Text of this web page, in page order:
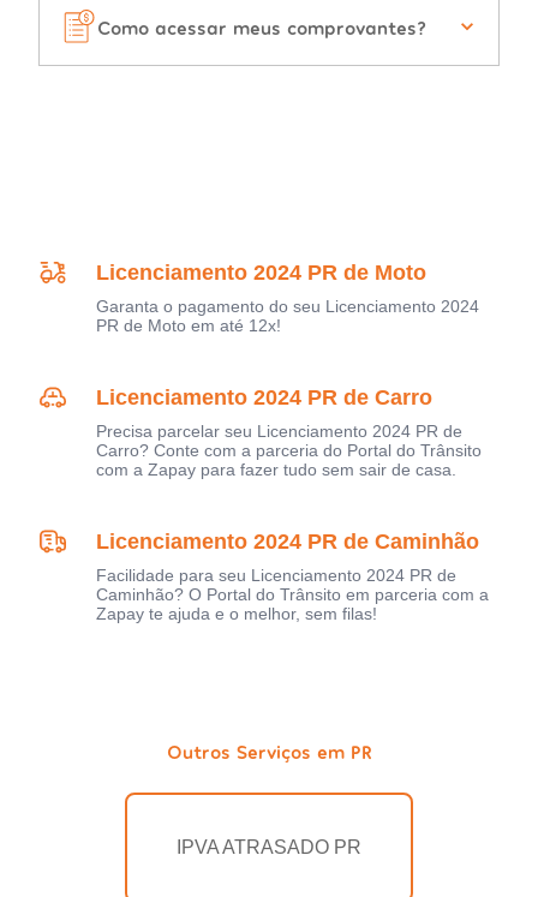
Como acessar meus comprovantes?
Licenciamento 2024 PR de Moto
Garanta o pagamento do seu Licenciamento 2024
PR de Moto em até 12x!
Licenciamento 2024 PR de Carro
Precisa parcelar seu Licenciamento 2024 PR de
Carro? Conte com a parceria do Portal do Trânsito
com a Zapay para fazer tudo sem sair de casa.
Licenciamento 2024 PR de Caminhão
Facilidade para seu Licenciamento 2024 PR de
Caminhão? O Portal do Trânsito em parceria com a
Zapay te ajuda e o melhor, sem filas!
Outros Serviços em PR
IPVA ATRASADO PR